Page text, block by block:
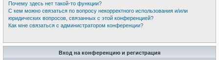
Почему здесь нет такой-то функции?
С кем можно связаться по вопросу некорректного использования и/или
юридических вопросов, связанных с этой конференцией?
Как мне связаться с администратором конференции?
Вход на конференцию и регистрация